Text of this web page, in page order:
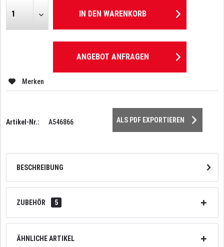
IN DEN WARENKORB
ANGEBOT ANFRAGEN
Merken
Artikel-Nr.: A546866 ALS PDF EXPORTIEREN
BESCHREIBUNG
ZUBEHÖR 5
ÄHNLICHE ARTIKEL